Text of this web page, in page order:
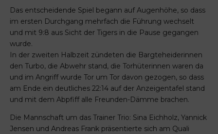
Das entscheidende Spiel begann auf Augenhöhe, so dass
im ersten Durchgang mehrfach die Führung wechselt
und mit 9:8 aus Sicht der Tigers in die Pause gegangen
wurde.
In der zweiten Halbzeit zündeten die Bargteheiderinnen
den Turbo, die Abwehr stand, die Torhüterinnen waren da
und im Angriff wurde Tor um Tor davon gezogen, so dass
am Ende ein deutliches 22:14 auf der Anzeigentafel stand
und mit dem Abpfiff alle Freunden-Dämme brachen.
Die Mannschaft um das Trainer Trio: Sina Eichholz, Yannick
Jensen und Andreas Frank präsentierte sich am Quali